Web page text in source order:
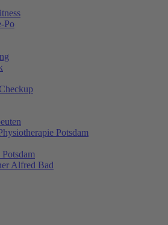
Po
Potsdam
Alfred Bad